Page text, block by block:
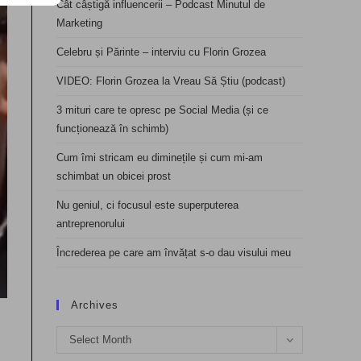
Cât câștigă influencerii – Podcast Minutul de
Marketing
Celebru și Părinte – interviu cu Florin Grozea
VIDEO: Florin Grozea la Vreau Să Știu (podcast)
3 mituri care te opresc pe Social Media (și ce
funcționează în schimb)
Cum îmi stricam eu diminețile și cum mi-am
schimbat un obicei prost
Nu geniul, ci focusul este superputerea
antreprenorului
Încrederea pe care am învățat s-o dau visului meu
Archives
Archives
Select Month